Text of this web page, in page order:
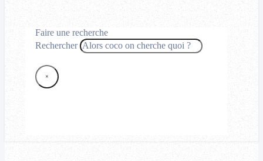
Faire une recherche
Rechercher
×